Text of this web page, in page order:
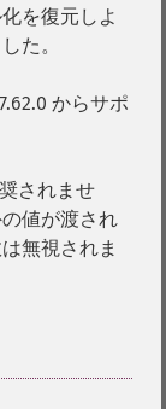
を復元しよ
た。
からサポ
されませ
値が渡され
無視されま